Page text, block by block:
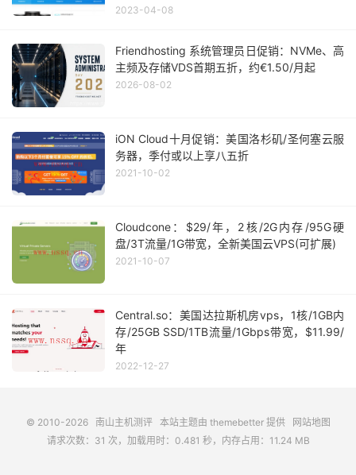
月
2023-04-08
Friendhosting 系统管理员日促销：NVMe、高
主频及存储VDS首期五折，约€1.50/月起
2026-08-02
iON Cloud十月促销：美国洛杉矶/圣何塞云服
务器，季付或以上享八五折
2021-10-02
Cloudcone：$29/年，2核/2G内存/95G硬
盘/3T流量/1G带宽，全新美国云VPS(可扩展)
2021-10-07
Central.so：美国达拉斯机房vps，1核/1GB内
存/25GB SSD/1TB流量/1Gbps带宽，$11.99/
年
2022-12-27
© 2010-2026 南山主机测评本站主题由 themebetter提供
网站地图
请求次数：31 次，加载用时：0.481 秒，内存占用：11.24 MB